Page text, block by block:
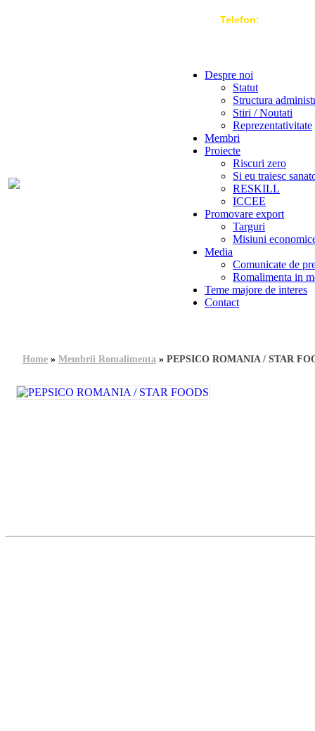
Telefon:
Despre noi
Statut
Structura
Stiri / Noutati
Reprezentativitate
Membri
Proiecte
Riscuri zero
Si eu traiesc
RESKILL
ICCEE
Promovare export
Targuri
Misiuni
Media
Comunicate de
Romalimenta in
Teme majore de interes
Contact
Home » Membrii Romalimenta » PEPSICO ROMANIA / STAR